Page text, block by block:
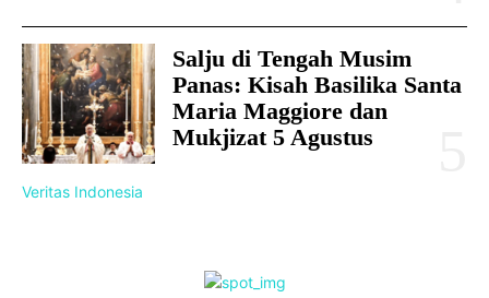
Salju di Tengah Musim
Panas: Kisah Basilika Santa
Maria Maggiore dan
Mukjizat 5 Agustus
Veritas Indonesia